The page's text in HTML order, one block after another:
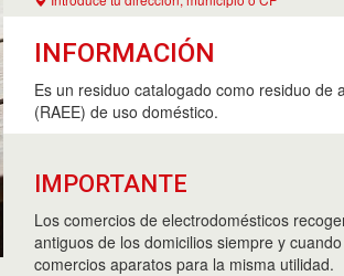
INFORMACIÓN
Es un residuo catalogado como residuo de
(RAEE) de uso doméstico.
IMPORTANTE
Los comercios de electrodomésticos
antiguos de los domicilios siempre y
comercios aparatos para la misma utilidad.